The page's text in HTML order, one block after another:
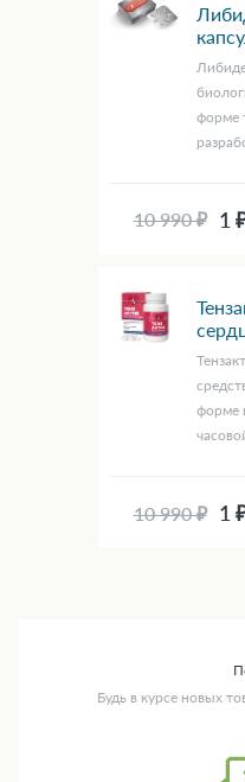
форме
10 990 ₽ 1
форме
10 990 ₽ 1
Будь в курсе новых